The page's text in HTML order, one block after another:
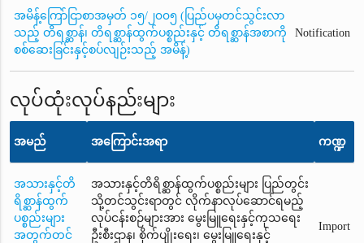
အမိန့်ကြော်ငြာစာအမှတ် ၁၅/၂၀၀၅ (ပြည်ပမှတင်သွင်းလာ
သည့် တိရစ္ဆာန်၊ တိရစ္ဆာန်ထွက်ပစ္စည်းနှင့် တိရစ္ဆာန်အစာကို
စစ်ဆေးခြင်းနှင့်စပ်လျဉ်းသည့် အမိန့်)
Notification
လုပ်ထုံးလုပ်နည်းများ
အမည် အကြောင်းအရာ ကဏ္ဍ
အသားနှင့်တိ
ရိစ္ဆာန်ထွက်
ပစ္စည်းများ
အတွက်တင်
အသားနှင့်တိရိစ္ဆာန်ထွက်ပစ္စည်းများ ပြည်တွင်း
သို့တင်သွင်းရာတွင် လိုက်နာလုပ်ဆောင်ရမည့်
လုပ်ငန်းစဉ်များအား မွေးမြူရေးနှင့်ကုသရေး
ဦးစီးဌာန၊ စိုက်ပျိုးရေး၊ မွေးမြူရေးနှင့်
Import